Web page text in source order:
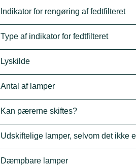
Indikator for rengøring af fedtfilteret
Type af indikator for fedtfilteret
Lyskilde
Antal af lamper
Kan pærerne skiftes?
Udskiftelige lamper, selvom det ikke
Dæmpbare lamper